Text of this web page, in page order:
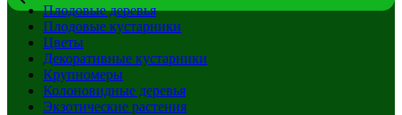
Плодовые деревья
Плодовые кустарники
Цветы
Декоративные кустарники
Крупномеры
Колоновидные деревья
Экзотические растения